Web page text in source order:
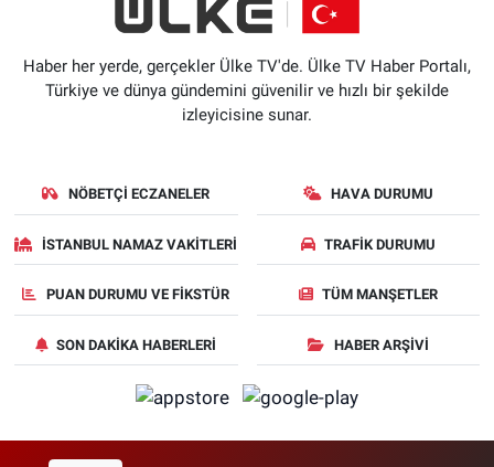
Haber her yerde, gerçekler Ülke TV'de. Ülke TV Haber Portalı,
Türkiye ve dünya gündemini güvenilir ve hızlı bir şekilde
izleyicisine sunar.
NÖBETÇI ECZANELER HAVA DURUMU
İSTANBUL NAMAZ VAKITLERI TRAFIK DURUMU
PUAN DURUMU VE FIKSTÜR TÜM MANŞETLER
SON DAKIKA HABERLERI HABER ARŞIVI